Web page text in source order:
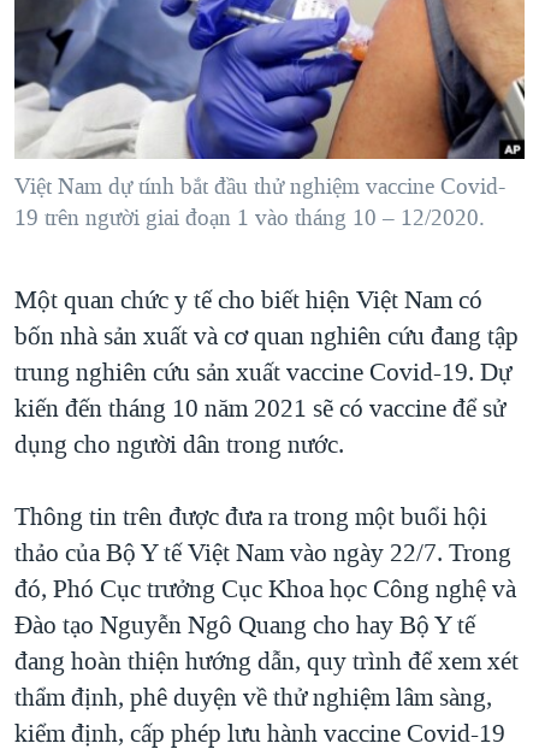
"Tìm"NGƯỜI VIỆT HẢI NGOẠI
ĐỜI SỐNG
KINH TẾ
KHOA HỌC
SỨC KHOẺ
GIÁO DỤC
TẠI
HÀNH TRÌNH BẦU CỬ 2024
MỘT NĂM CHIẾN TRANH TẠI DẢI GAZA
GIẢI MÃ VÀNH ĐAI & CON ĐƯỜNG
NGÀY TỊ NẠN THẾ GIỚI
TRỊNH VĨNH BÌNH - NGƯỜI HẠ 'BÊN THẮNG CUỘC'
CHI PHÍ CHIẾN TRANH AFGHANISTAN
CÁC GIÁ TRỊ CỘNG HÒA Ở VIỆT NAM
THƯỢNG ĐỈNH TRUMP-KIM TẠI VIỆT NAM
TRỊNH VĨNH BÌNH VS. CHÍNH PHỦ VIỆT NAM
BÊN KIA QUỐC LỘ: TIẾNG VỌNG TỪ NÔNG THÔN MỸ
QUAN HỆ VIỆT MỸ
VIDEO
NGHE
MẠNG XÃ HỘI
Việt Nam dự tính bắt đầu thử nghiệm vaccine Covid-
19 trên người giai đoạn 1 vào tháng 10 – 12/2020.
Một quan chức y tế cho biết hiện Việt Nam có
bốn nhà sản xuất và cơ quan nghiên cứu đang tập
trung nghiên cứu sản xuất vaccine Covid-19. Dự
kiến đến tháng 10 năm 2021 sẽ có vaccine để sử
dụng cho người dân trong nước.
Thông tin trên được đưa ra trong một buổi hội
thảo của Bộ Y tế Việt Nam vào ngày 22/7. Trong
đó, Phó Cục trưởng Cục Khoa học Công nghệ và
Đào tạo Nguyễn Ngô Quang cho hay Bộ Y tế
đang hoàn thiện hướng dẫn, quy trình để xem xét
thẩm định, phê duyện về thử nghiệm lâm sàng,
kiểm định, cấp phép lưu hành vaccine Covid-19